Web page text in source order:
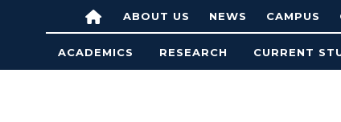
ABOUT US NEWS CAMPUS
ACADEMICS RESEARCH CURRENT